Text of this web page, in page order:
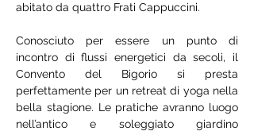
abitato da quattro Frati Cappuccini.
Conosciuto per essere un punto di
incontro di flussi energetici da secoli, il
Convento del Bigorio si presta
perfettamente per un retreat di yoga nella
bella stagione. Le pratiche avranno luogo
nell’antico e soleggiato giardino